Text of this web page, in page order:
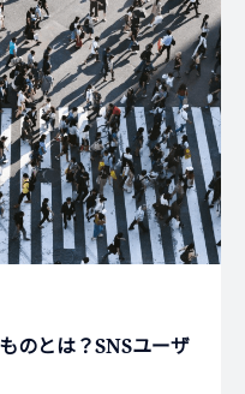
のとは？SNSユーザ